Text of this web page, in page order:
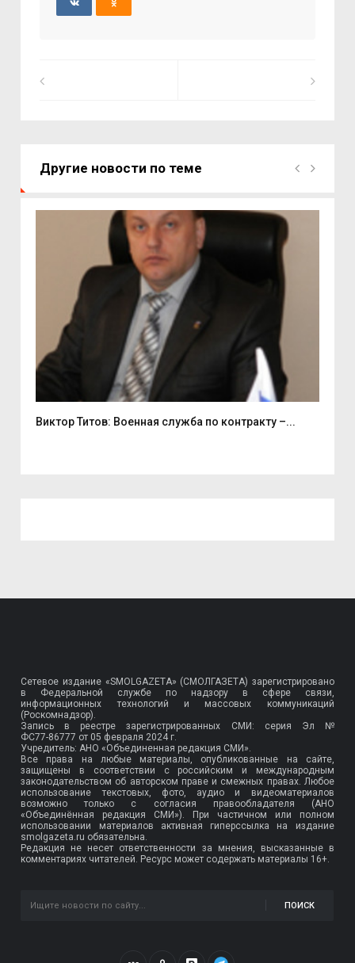
Другие новости по теме
Виктор Титов: Военная служба по контракту –...
Сетевое издание «SMOLGAZETA» (СМОЛГАЗЕТА) зарегистрировано
в Федеральной службе по надзору в сфере связи,
информационных технологий и массовых коммуникаций
(Роскомнадзор).
Запись в реестре зарегистрированных СМИ: серия Эл №
ФС77-86777 от 05 февраля 2024 г.
Учредитель: АНО «Объединенная редакция СМИ».
Все права на любые материалы, опубликованные на сайте,
защищены в соответствии с российским и международным
законодательством об авторском праве и смежных правах. Любое
использование текстовых, фото, аудио и видеоматериалов
возможно только с согласия правообладателя (АНО
«Объединённая редакция СМИ»). При частичном или полном
использовании материалов активная гиперссылка на издание
smolgazeta.ru обязательна.
Редакция не несет ответственности за мнения, высказанные в
комментариях читателей. Ресурс может содержать материалы 16+.
ПОИСК